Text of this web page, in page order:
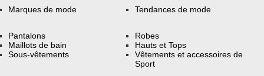
Marques de mode Tendances de mode
Pantalons
Maillots de bain
Sous-vêtements
Robes
Hauts et Tops
Vêtements et accessoires de
Sport